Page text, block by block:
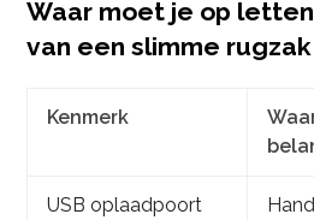
Waar moet je op
van een slimme rugzak
Kenmerk
USB oplaadpoort